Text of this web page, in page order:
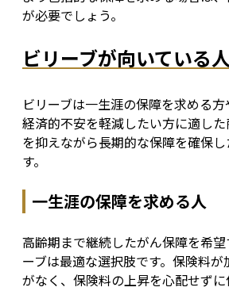
が必要でしょう。
ビリーブが向いている
ビリーブは一生涯の保障を求める
経済的不安を軽減したい方に適し
を抑えながら長期的な保障を確保
す。
一生涯の保障を求める人
高齢期まで継続したがん保障を希
ーブは最適な選択肢です。保険料
がなく、保険料の上昇を心配せずに